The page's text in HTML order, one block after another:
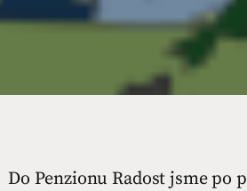
Do Penzionu Radost jsme po